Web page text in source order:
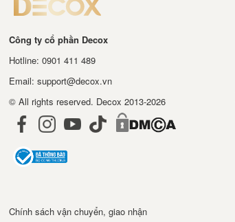
Công ty cổ phần Decox
Hotline: 0901 411 489
Email: support@decox.vn
© All rights reserved. Decox 2013-2026
Chính sách vận chuyển, giao nhận